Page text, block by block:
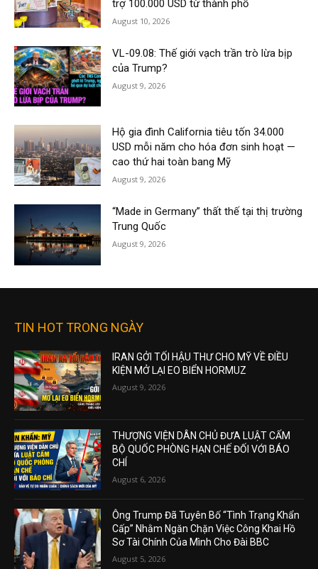
trợ 100.000 USD từ thành phố
August 10, 2026
VL-09.08: Thế giới vạch trần trò lừa bịp
của Trump?
August 9, 2026
Hộ gia đình California tiêu tốn 34.000
USD mỗi năm cho hóa đơn sinh hoạt —
cao thứ hai toàn bang Mỹ
August 9, 2026
“Made in Germany” thất thế tại thị trường
Trung Quốc
August 9, 2026
TIN HOT TRONG NGÀY
IRAN GỞI TỐI HẬU THƯ CHO MỸ VỀ ĐIỀU
KIỆN MỞ LẠI EO BIỂN HORMUZ
August 9, 2026
THƯỢNG VIỆN DÂN CHỦ ĐƯA LUẬT CẤM
BỘ QUỐC PHÒNG HẠN CHẾ ĐỐI VỚI BÁO
CHÍ
August 6, 2026
Ông Trump Đã Tuyên Bố “Tình Trạng Khẩn
Cấp” Nhằm Ngăn Chặn Việc Công Khai Hồ
Sơ Tài Chính Của Mình Cho Đài BBC
August 5, 2026